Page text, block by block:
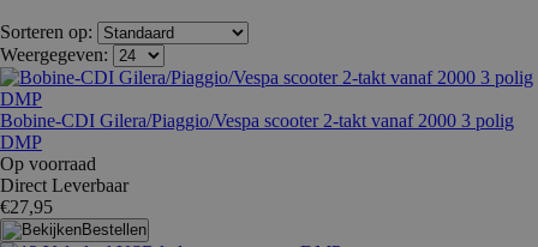
Sorteren op:
Weergegeven:
Bobine-CDI Gilera/Piaggio/Vespa scooter 2-takt vanaf 2000 3 polig
DMP
Op voorraad
Direct Leverbaar
€27,95
Bestellen